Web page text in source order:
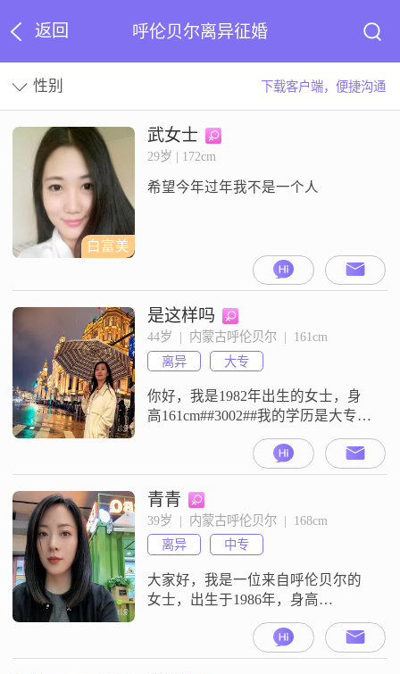
返回 呼伦贝尔离异征婚
性别 下载客户端，便捷沟通
白富美
武女士
29岁 | 172cm
希望今年过年我不是一个人
是这样吗
44岁  |  内蒙古呼伦贝尔  |  161cm
离异
大专
你好，我是1982年出生的女士，身
高161cm##3002##我的学历是大专，
现在在呼伦贝尔工作，月收入在
8001到12000元之间##3002##我的性
格比较温柔体贴，平时也比较开朗
爱笑##3002##生活中我是一个独立
自信的人，随和易相处##3002##我
比较享受当下，同时也热爱生活
##3002##在个人发展上，我
青青
39岁  |  内蒙古呼伦贝尔  |  168cm
离异
中专
大家好，我是一位来自呼伦贝尔的
女士，出生于1986年，身高
168cm##3002##我目前的工作收入在
8001到12000元之间，虽然学历是中
专，但我一直保持着学习的热情，